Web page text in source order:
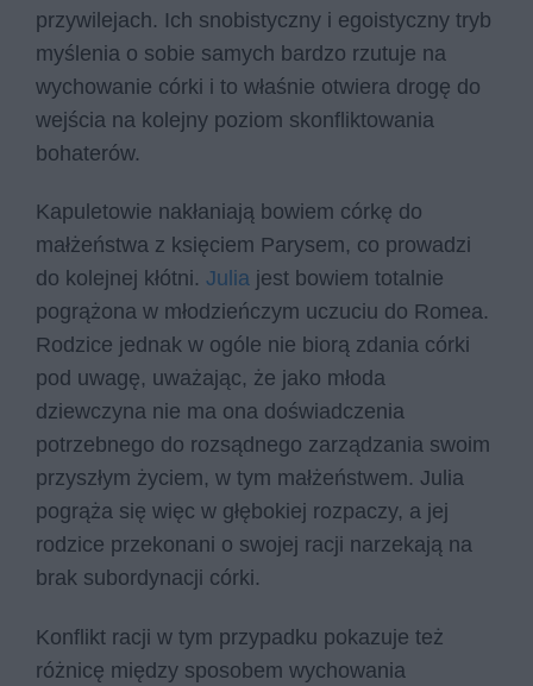
przywilejach. Ich snobistyczny i egoistyczny tryb
myślenia o sobie samych bardzo rzutuje na
wychowanie córki i to właśnie otwiera drogę do
wejścia na kolejny poziom skonfliktowania
bohaterów.
Kapuletowie nakłaniają bowiem córkę do
małżeństwa z księciem Parysem, co prowadzi
do kolejnej kłótni. Julia jest bowiem totalnie
pogrążona w młodzieńczym uczuciu do Romea.
Rodzice jednak w ogóle nie biorą zdania córki
pod uwagę, uważając, że jako młoda
dziewczyna nie ma ona doświadczenia
potrzebnego do rozsądnego zarządzania swoim
przyszłym życiem, w tym małżeństwem. Julia
pogrąża się więc w głębokiej rozpaczy, a jej
rodzice przekonani o swojej racji narzekają na
brak subordynacji córki.
Konflikt racji w tym przypadku pokazuje też
różnicę między sposobem wychowania